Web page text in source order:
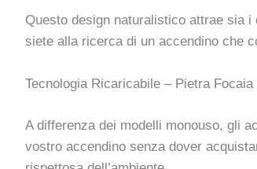
Questo design naturalistico attrae sia
siete alla ricerca di un accendino che
Tecnologia Ricaricabile – Pietra
A differenza dei modelli monouso, gli
vostro accendino senza dover